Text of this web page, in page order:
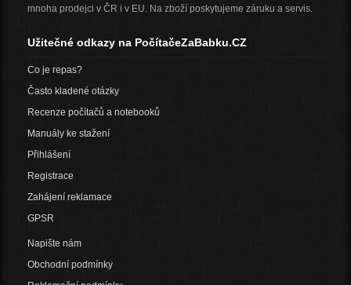
mnoha prodejci v ČR i v EU. Na zboží poskytujeme záruku a servis.
Užitečné odkazy na PočítačeZaBabku.CZ
Co je repas?
Často kladené otázky
Recenze počítačů a notebooků
Manuály ke stažení
Přihlášení
Registrace
Zahájení reklamace
GPSR
Napište nám
Obchodní podmínky